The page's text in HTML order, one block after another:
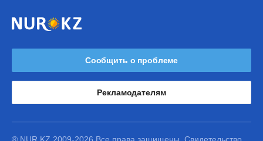
Сообщить о проблеме
Рекламодателям
® NUR.KZ 2009-2026 Все права защищены. Свидетельство